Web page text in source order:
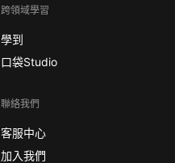
跨領域學習
學到
口袋Studio
聯絡我們
客服中心
加入我們